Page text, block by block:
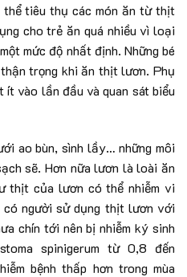
thể tiêu thụ các món ăn từ thịt
cho trẻ ăn quá nhiều vì loại
mức độ nhất định. Những bé
trọng khi ăn thịt lươn. Phụ
ít vào lần đầu và quan sát biểu
ao bùn, sình lầy… những môi
sẽ. Hơn nữa lươn là loài ăn
thịt của lươn có thể nhiễm vi
người sử dụng thịt lươn với
chín tới nên bị nhiễm ký sinh
spinigerum từ 0,8 đến
bệnh thấp hơn trong mùa